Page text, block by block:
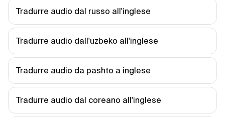
Tradurre audio dal russo all'inglese
Tradurre audio dall'uzbeko all'inglese
Tradurre audio da pashto a inglese
Tradurre audio dal coreano all'inglese